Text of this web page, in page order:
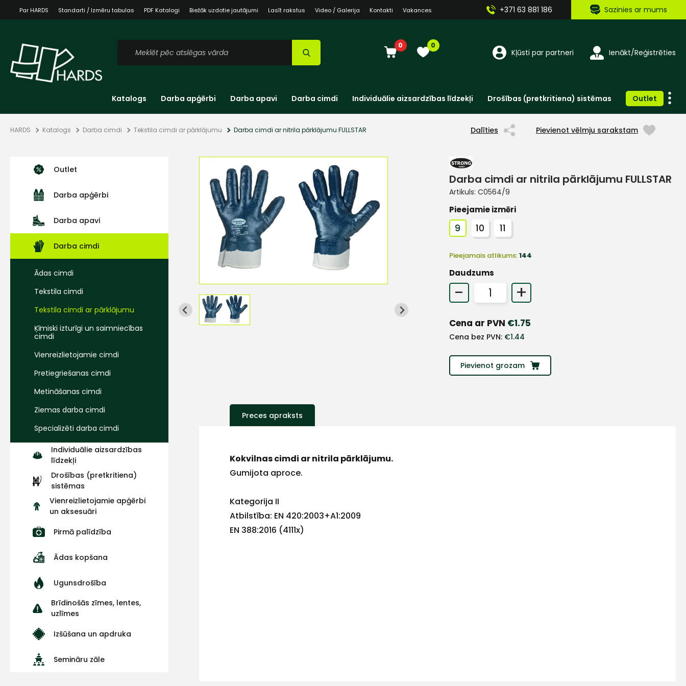
Par HARDS Standarti / Izmēru tabulas PDF Katalogi Biežāk uzdotie jautājumi Lasīt rakstus Video / Galerija Kontakti Vakances +371 63 881 186 Sazinies ar mums
0 0
Kļūsti par partneri Ienākt/Reģistrēties
Katalogs Darba apģērbi Darba apavi Darba cimdi Individuālie aizsardzības līdzekļi Drošības (pretkritiena) sistēmas Outlet
HARDS Katalogs Darba cimdi Tekstila cimdi ar pārklājumu Darba cimdi ar nitrila pārklājumu FULLSTAR Dalīties Pievienot vēlmju sarakstam
Outlet
Darba apģērbi
Darba apavi
Darba cimdi
Ādas cimdi
Tekstila cimdi
Tekstila cimdi ar pārklājumu
Ķīmiski izturīgi un saimniecības
cimdi
Vienreizlietojamie cimdi
Pretiegriešanas cimdi
Metināšanas cimdi
Ziemas darba cimdi
Specializēti darba cimdi
Individuālie aizsardzības
līdzekļi
Drošības (pretkritiena)
sistēmas
Vienreizlietojamie apģērbi
un aksesuāri
Pirmā palīdzība
Ādas kopšana
Ugunsdrošība
Brīdinošās zīmes, lentes,
uzlīmes
Izšūšana un apdruka
Semināru zāle
Darba cimdi ar nitrila pārklājumu FULLSTAR
Artikuls: C0564/9
Pieejamie izmēri
9 10 11
Pieejamais atlikums:144
Daudzums
- +
Cena ar PVN €1.75
Cena bez PVN: €1.44
Pievienot grozam
Preces apraksts
Kokvilnas cimdi ar nitrila pārklājumu.
Gumijota aproce.
Kategorija II
Atbilstība: EN 420:2003+A1:2009
EN 388:2016 (4111x)+